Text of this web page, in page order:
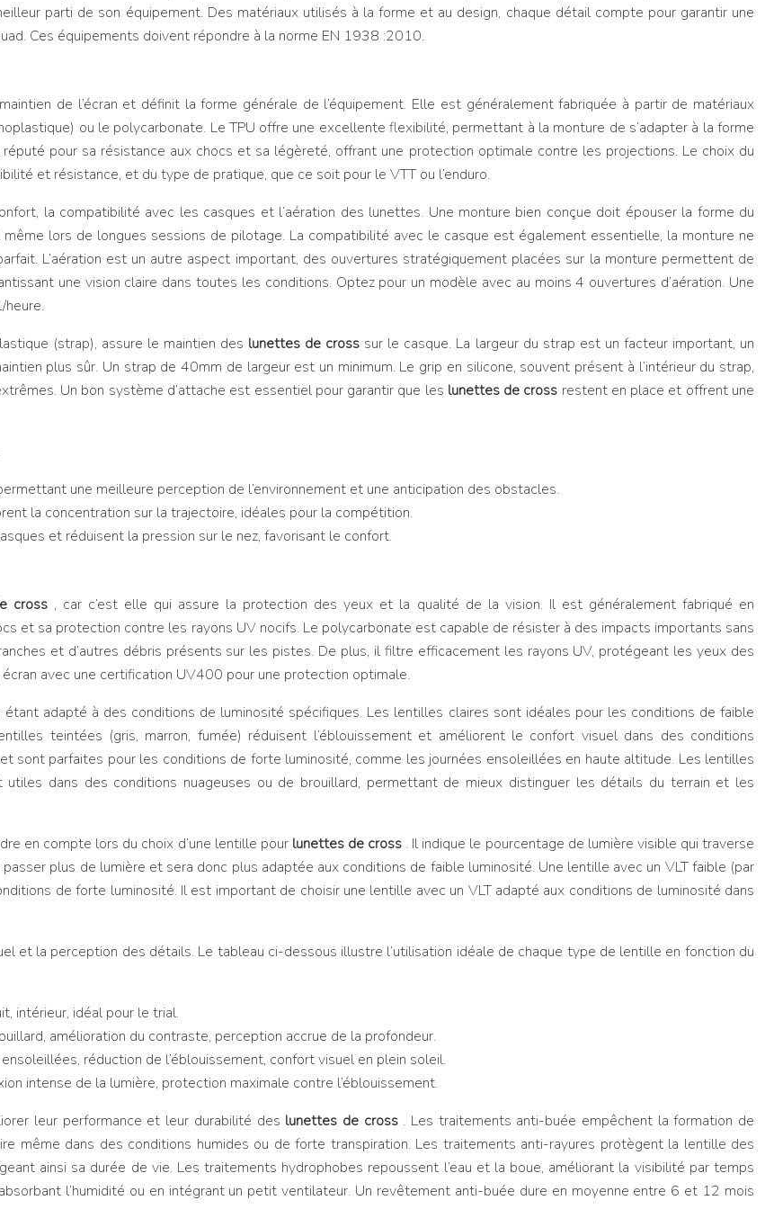
parti de son équipement. Des matériaux utilisés à la forme et au design, chaque détail compte pour garantir une
Ces équipements doivent répondre à la norme EN 1938 :2010.
de l’écran et définit la forme générale de l’équipement. Elle est généralement fabriquée à partir de matériaux
ou le polycarbonate. Le TPU offre une excellente flexibilité, permettant à la monture de s’adapter à la forme
pour sa résistance aux chocs et sa légèreté, offrant une protection optimale contre les projections. Le choix du
et résistance, et du type de pratique, que ce soit pour le VTT ou l’enduro.
la compatibilité avec les casques et l’aération des lunettes. Une monture bien conçue doit épouser la forme du
lors de longues sessions de pilotage. La compatibilité avec le casque est également essentielle, la monture ne
L’aération est un autre aspect important, des ouvertures stratégiquement placées sur la monture permettent de
une vision claire dans toutes les conditions. Optez pour un modèle avec au moins 4 ouvertures d’aération. Une
heure.
(strap), assure le maintien des lunettes de cross sur le casque. La largeur du strap est un facteur important, un
plus sûr. Un strap de 40mm de largeur est un minimum. Le grip en silicone, souvent présent à l’intérieur du strap,
Un bon système d’attache est essentiel pour garantir que les lunettes de cross restent en place et offrent une
une meilleure perception de l’environnement et une anticipation des obstacles.
la concentration sur la trajectoire, idéales pour la compétition.
et réduisent la pression sur le nez, favorisant le confort.
cross , car c’est elle qui assure la protection des yeux et la qualité de la vision. Il est généralement fabriqué en
et sa protection contre les rayons UV nocifs. Le polycarbonate est capable de résister à des impacts importants sans
et d’autres débris présents sur les pistes. De plus, il filtre efficacement les rayons UV, protégeant les yeux des
avec une certification UV400 pour une protection optimale.
étant adapté à des conditions de luminosité spécifiques. Les lentilles claires sont idéales pour les conditions de faible
teintées (gris, marron, fumée) réduisent l’éblouissement et améliorent le confort visuel dans des conditions
sont parfaites pour les conditions de forte luminosité, comme les journées ensoleillées en haute altitude. Les lentilles
dans des conditions nuageuses ou de brouillard, permettant de mieux distinguer les détails du terrain et les
en compte lors du choix d’une lentille pour lunettes de cross . Il indique le pourcentage de lumière visible qui traverse
plus de lumière et sera donc plus adaptée aux conditions de faible luminosité. Une lentille avec un VLT faible (par
de forte luminosité. Il est important de choisir une lentille avec un VLT adapté aux conditions de luminosité dans
et la perception des détails. Le tableau ci-dessous illustre l’utilisation idéale de chaque type de lentille en fonction du
intérieur, idéal pour le trial.
amélioration du contraste, perception accrue de la profondeur.
réduction de l’éblouissement, confort visuel en plein soleil.
intense de la lumière, protection maximale contre l’éblouissement.
leur performance et leur durabilité des lunettes de cross . Les traitements anti-buée empêchent la formation de
même dans des conditions humides ou de forte transpiration. Les traitements anti-rayures protègent la lentille des
ainsi sa durée de vie. Les traitements hydrophobes repoussent l’eau et la boue, améliorant la visibilité par temps
l’humidité ou en intégrant un petit ventilateur. Un revêtement anti-buée dure en moyenne entre 6 et 12 mois